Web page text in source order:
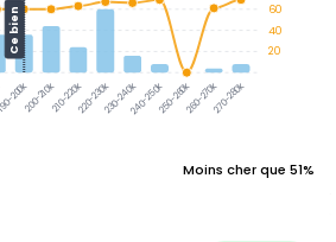
200k200-210k210-220k220-230k230-240k240-250k250-260k260-270k270-280k
Ce bien
60
40
20
Moins cher que 51%